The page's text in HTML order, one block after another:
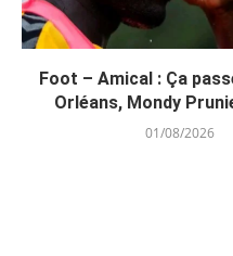
Foot – Amical : Ça
Orléans, Mondy
01/08/2026